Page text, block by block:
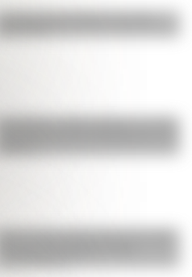
San Martín y Simón Bolívar: así fue
Buenos Aires al principio del siglo